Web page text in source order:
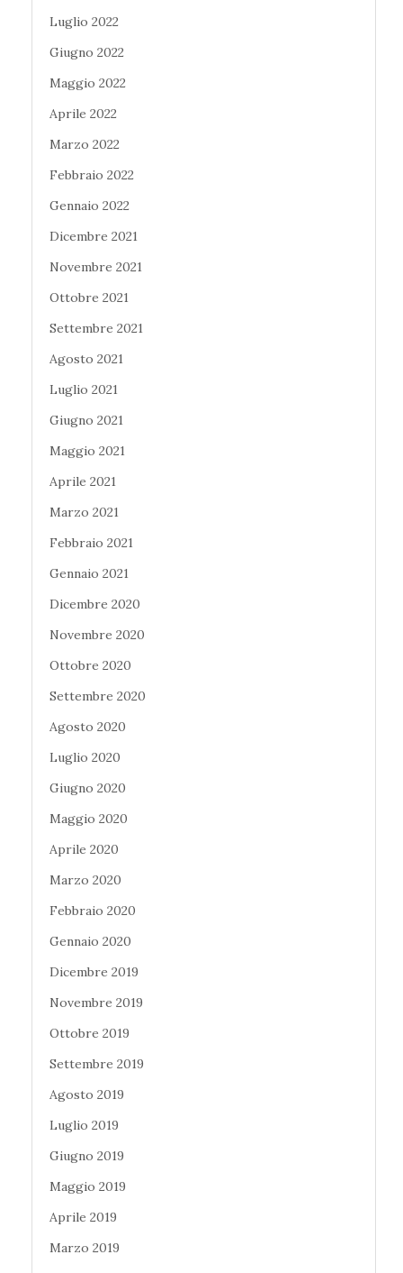
Luglio 2022
Giugno 2022
Maggio 2022
Aprile 2022
Marzo 2022
Febbraio 2022
Gennaio 2022
Dicembre 2021
Novembre 2021
Ottobre 2021
Settembre 2021
Agosto 2021
Luglio 2021
Giugno 2021
Maggio 2021
Aprile 2021
Marzo 2021
Febbraio 2021
Gennaio 2021
Dicembre 2020
Novembre 2020
Ottobre 2020
Settembre 2020
Agosto 2020
Luglio 2020
Giugno 2020
Maggio 2020
Aprile 2020
Marzo 2020
Febbraio 2020
Gennaio 2020
Dicembre 2019
Novembre 2019
Ottobre 2019
Settembre 2019
Agosto 2019
Luglio 2019
Giugno 2019
Maggio 2019
Aprile 2019
Marzo 2019